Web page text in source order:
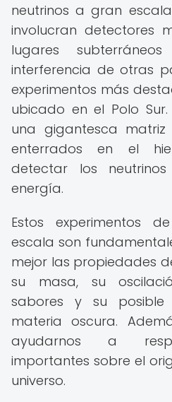
neutrinos a gran
involucran detectores
lugares
interferencia de otras
experimentos más
ubicado en el Polo
una gigantesca
enterrados en el
detectar los
energía.
Estos experimentos
escala son
mejor las propiedades
su masa, su
sabores y su
materia oscura.
ayudarnos a
importantes sobre el
universo.